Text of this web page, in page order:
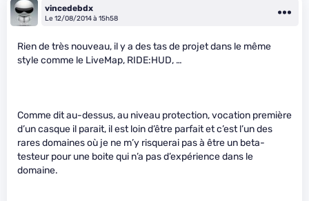
vincedebdx
Le 12/08/2014 à 15h58
Rien de très nouveau, il y a des tas de projet dans le même
style comme le LiveMap, RIDE:HUD, …
Comme dit au-dessus, au niveau protection, vocation première
d’un casque il parait, il est loin d’être parfait et c’est l’un des
rares domaines où je ne m’y risquerai pas à être un beta-
testeur pour une boite qui n’a pas d’expérience dans le
domaine.